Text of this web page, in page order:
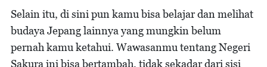
Selain itu, di sini pun kamu bisa belajar dan melihat
budaya Jepang lainnya yang mungkin belum
pernah kamu ketahui. Wawasanmu tentang Negeri
Sakura ini bisa bertambah, tidak sekadar dari sisi